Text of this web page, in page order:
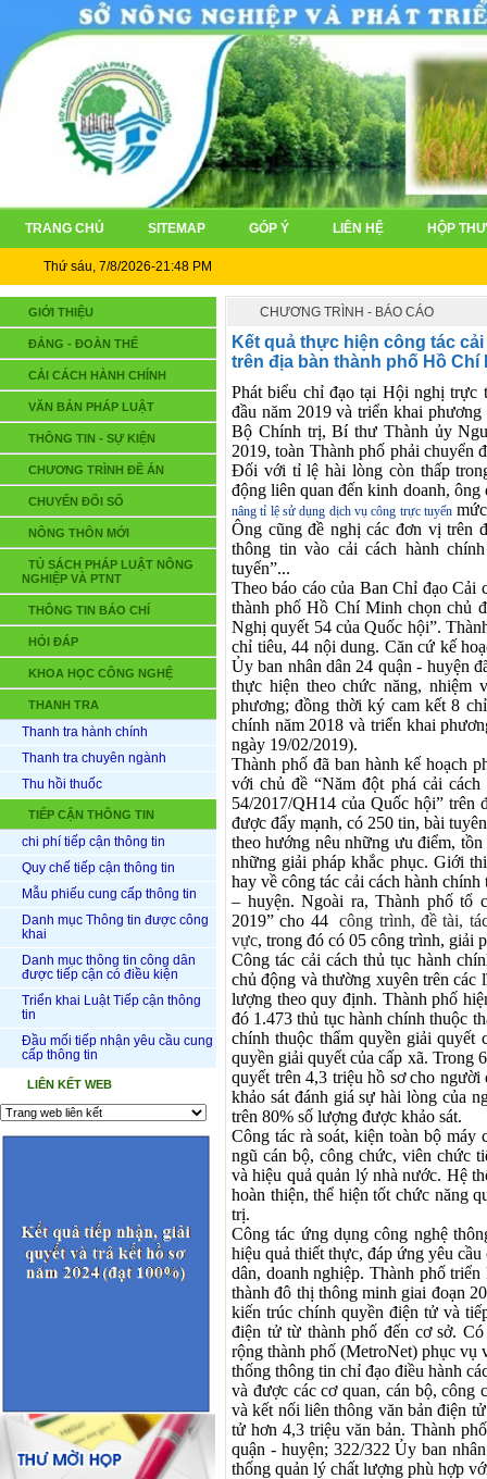
TRANG CHỦ SITEMAP GÓP Ý LIÊN HỆ HỘP
Thứ sáu, 7/8/2026-21:48 PM
GIỚI THIỆU
ĐẢNG - ĐOÀN THỂ
CẢI CÁCH HÀNH CHÍNH
VĂN BẢN PHÁP LUẬT
THÔNG TIN - SỰ KIỆN
CHƯƠNG TRÌNH ĐỀ ÁN
CHUYỂN ĐỔI SỐ
NÔNG THÔN MỚI
TỦ SÁCH PHÁP LUẬT NÔNG
NGHIỆP VÀ PTNT
THÔNG TIN BÁO CHÍ
HỎI ĐÁP
KHOA HỌC CÔNG NGHỆ
THANH TRA
Thanh tra hành chính
Thanh tra chuyên ngành
Thu hồi thuốc
TIẾP CẬN THÔNG TIN
chi phí tiếp cận thông tin
Quy chế tiếp cận thông tin
Mẫu phiếu cung cấp thông tin
Danh mục Thông tin được công
khai
Danh mục thông tin công dân
được tiếp cận có điều kiện
Triển khai Luật Tiếp cận thông
tin
Đầu mối tiếp nhận yêu cầu cung
cấp thông tin
LIÊN KẾT WEB
CHƯƠNG TRÌNH - BÁO CÁO
Kết quả thực hiện công tác
trên địa bàn thành phố Hồ Chí
Phát biểu chỉ đạo tại Hộinghị trực
đầu năm 2019 và triển khai
Bộ Chính trị, Bí thư Thành ủy
2019, toàn Thành phố phải chuyển
Đối với tỉ lệ hài lòng còn thấp
động liên quan đến kinh doanh,
nâng tỉ lệ sử dụng dịch vụ công trực tuyếnmức
Ông cũng đề nghị các đơn vị trên
thông tin vào cải cách hành
tuyến”...
Theo báo cáo của Ban Chỉ đạo Cải
thành phố Hồ Chí Minh chọn chủ
Nghị quyết 54 của Quốc hội”.
chỉ tiêu, 44 nội dung. Căn cứ kế
Ủy ban nhân dân 24 quận - huyện
thực hiện theo chức năng, nhiệm
phương; đồng thời ký cam kết 8
chính năm 2018 và triển khai
ngày 19/02/2019).
Thành phố đã ban hành kế hoạch
với chủ đề “Năm đột phá cải
54/2017/QH14 của Quốc hội” trên
được đẩy mạnh, có 250 tin, bài
theo hướng nêu những ưu điểm,
những giải pháp khắc phục. Giới
hay về công tác cải cách hành
– huyện. Ngoài ra, Thành phố tổ
2019” cho 44 công trình, đề tài,
vực, trong đó có 05 công trình, giải
Công tác cải cách thủ tục hành
chủ động và thường xuyên trên các
lượng theo quy định. Thành phố
đó 1.473 thủ tục hành chính thuộc
chính thuộc thẩm quyền giải quyết
quyền giải quyết của cấp xã. Trong
quyết trên 4,3 triệu hồ sơcho người
khảo sát đánh giá sự hài lòng của
trên 80% số lượng được khảo sát.
Công tác rà soát,kiện toàn bộ máy
ngũ cán bộ, công chức, viên chức
và hiệu quả quản lý nhà nước. Hệ
hoàn thiện, thể hiện tốt chức năng
trị.
Công tác ứng dụng công nghệ
hiệu quả thiết thực, đáp ứng yêu
dân, doanh nghiệp.Thành phốtriển
thành đô thị thông minh giai đoạn
kiến trúc chính quyền điện tử và
điện tử từ thành phố đến cơ sở.
rộng thành phố (MetroNet) phục vụ
thống thông tin chỉ đạo điều hành
và được các cơ quan, cán bộ,
và kết nối liên thông văn bản điện
tử hơn 4,3 triệu văn bản. Thành
quận - huyện; 322/322 Ủy ban
thống quản lý chất lượng phù hợp